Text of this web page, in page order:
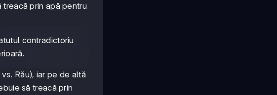
treacă prin apă pentru
contradictoriu
Rău), iar pe de altă
să treacă prin